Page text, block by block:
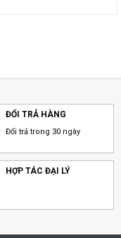
ĐỔI TRẢ HÀNG
Đổi trả trong 30 ngày
HỢP TÁC ĐẠI LÝ